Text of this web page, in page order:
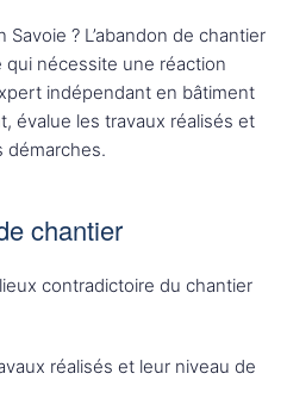
Savoie ? L’abandon de chantier
nécessite une réaction
indépendant en bâtiment
évalue les travaux réalisés et
démarches.
chantier
contradictoire du chantier
réalisés et leur niveau de